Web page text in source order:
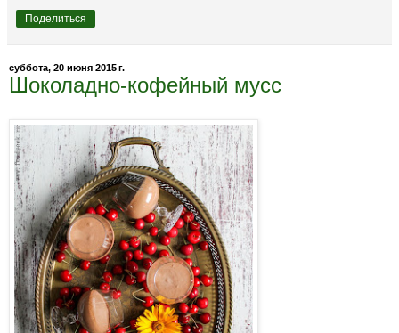
Поделиться
суббота, 20 июня 2015 г.
Шоколадно-кофейный мусс